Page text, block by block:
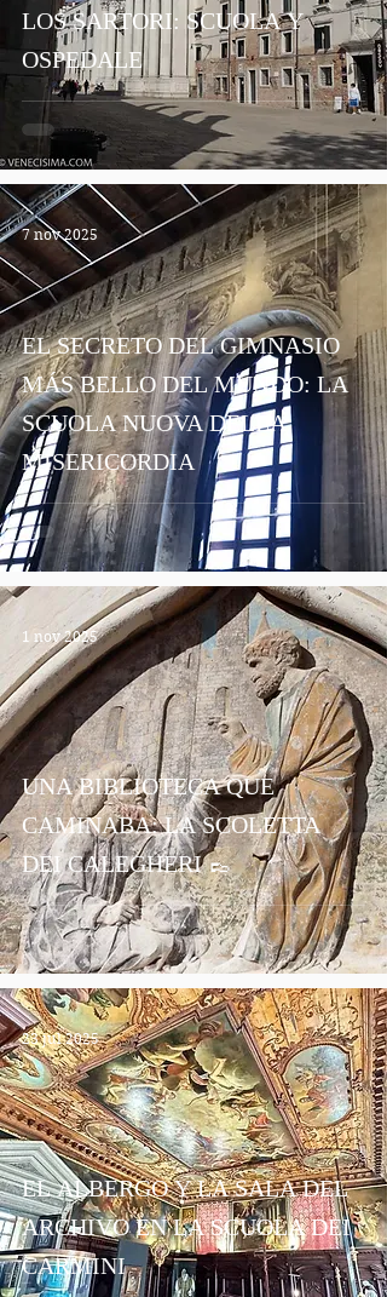
LOS SARTORI: SCUOLA Y
OSPEDALE
EL SECRETO DEL GIMNASIO
MÁS BELLO DEL MUNDO: LA
SCUOLA NUOVA DELLA
MISERICORDIA
7 nov 2025
UNA BIBLIOTECA QUE
CAMINABA: LA SCOLETTA
DEI CALEGHERI 👞
1 nov 2025
EL ALBERGO Y LA SALA DEL
ARCHIVO EN LA SCUOLA DEI
CARMINI
23 jul 2025